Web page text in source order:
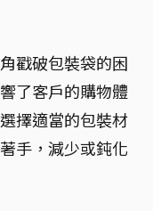
戳破包裝袋的困
了客戶的購物體
擇適當的包裝材
手，減少或鈍化